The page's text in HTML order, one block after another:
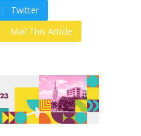
Twitter
Mail This Article